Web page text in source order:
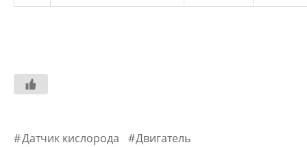
Датчик кислорода
Двигатель